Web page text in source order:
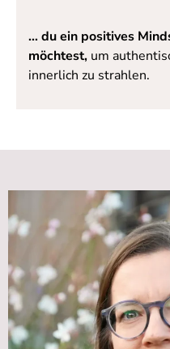
… du ein positives
möchtest, um
innerlich zu strahlen.